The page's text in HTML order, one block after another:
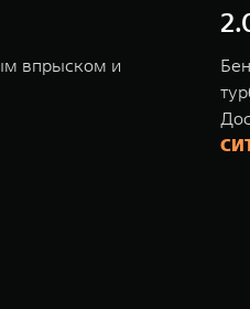
впрыском и